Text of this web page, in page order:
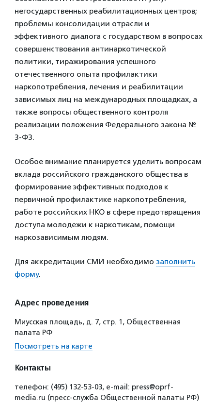
негосударственных реабилитационных центров;
проблемы консолидации отрасли и
эффективного диалога с государством в вопросах
совершенствования антинаркотической
политики, тиражирования успешного
отечественного опыта профилактики
наркопотребления, лечения и реабилитации
зависимых лиц на международных площадках, а
также вопросы общественного контроля
реализации положения Федерального закона №
3-ФЗ.
Особое внимание планируется уделить вопросам
вклада российского гражданского общества в
формирование эффективных подходов к
первичной профилактике наркопотребления,
работе российских НКО в сфере предотвращения
доступа молодежи к наркотикам, помощи
наркозависимым людям.
Для аккредитации СМИ необходимо заполнить
форму.
Адрес проведения
Миусская площадь, д. 7, стр. 1, Общественная
палата РФ
Посмотреть на карте
Контакты
телефон: (495) 132-53-03, e-mail: press@oprf-
media.ru (пресс-служба Общественной палаты РФ)